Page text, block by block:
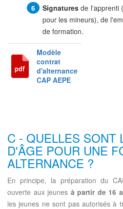
Signatures de l'apprenti
pour les mineurs), de
de formation.
Modèle
contrat
d'alternance
CAP AEPE
C - QUELLES SONT
D'ÂGE POUR UNE
ALTERNANCE ?
En principe, la préparation du
ouverte aux jeunes à partir de 16
les jeunes ne sont pas autorisés à